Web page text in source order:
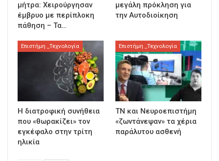
μήτρα: Χειρούργησαν
έμβρυο με περίπλοκη
πάθηση – Τα…
μεγάλη πρόκληση για
την Αυτοδιοίκηση
Επιστήμη _Τεχνολογία
Η διατροφική συνήθεια
που «θωρακίζει» τον
εγκέφαλο στην τρίτη
ηλικία
Επιστήμη _Τεχνολογία
ΤΝ και Νευροεπιστήμη
«ζωντάνεψαν» τα χέρια
παράλυτου ασθενή